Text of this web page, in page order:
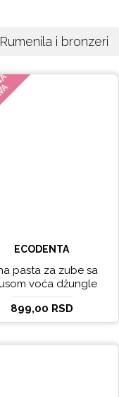
Rumenila i bronzeri
ECODENTA
pasta za zube sa
voća džungle
Ecodenta 75 ml
899,00 RSD